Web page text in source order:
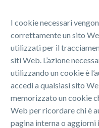
I cookie necessari
correttamente un sito
utilizzati per il
siti Web. L’azione
utilizzando un cookie è
accedi a qualsiasi sito
memorizzato un cookie
Web per ricordare chi è
pagina interna o